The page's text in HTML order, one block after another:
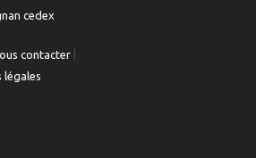
cedex
contacter
légales